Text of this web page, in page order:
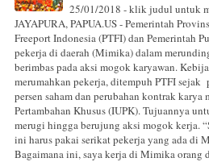
25/01/2018 - klik judul untuk
JAYAPURA, PAPUA.US - Pemerintah
Freeport Indonesia (PTFI) dan Pemerintah
pekerja di daerah (Mimika) dalam
berimbas pada aksi mogok karyawan.
merumahkan pekerja, ditempuh PTFI
persen saham dan perubahan kontrak karya
Pertambahan Khusus (IUPK). Tujuannya
merugi hingga berujung aksi mogok kerja.
ini harus pakai serikat pekerja yang ada di
Bagaimana ini, saya kerja di Mimika orang